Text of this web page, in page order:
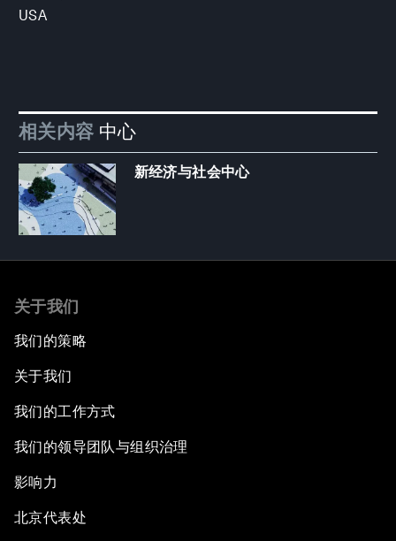
USA
相关内容 中心
新经济与社会中心
关于我们
我们的策略
关于我们
我们的工作方式
我们的领导团队与组织治理
影响力
北京代表处